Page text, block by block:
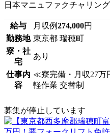
日本マニュファクチャリン
給与 月収例274,000円
勤務地 東京都 瑞穂町
寮・社
宅
あり
仕事内
容
≪寮完備・月収27万
軽作業 交替制
募集が停止しています